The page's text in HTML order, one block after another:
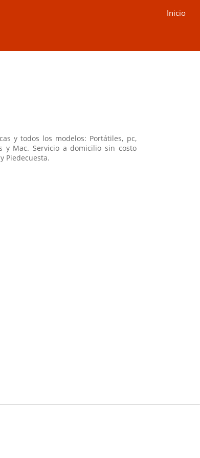
Inicio
y todos los modelos: Portátiles, pc,
y Mac. Servicio a domicilio sin costo
Piedecuesta.